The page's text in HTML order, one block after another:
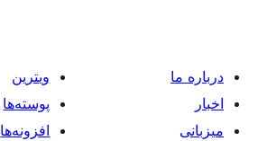
درباره ما
اخبار
میزبانی
ویترین
پوسته‌ها
افزونه‌ها